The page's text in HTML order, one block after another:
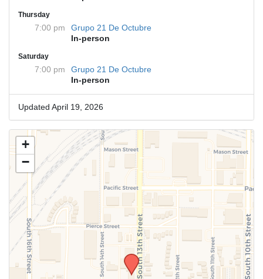
Thursday
7:00 pm
Grupo 21 De Octubre
In-person
Saturday
7:00 pm
Grupo 21 De Octubre
In-person
Updated April 19, 2026
+
−